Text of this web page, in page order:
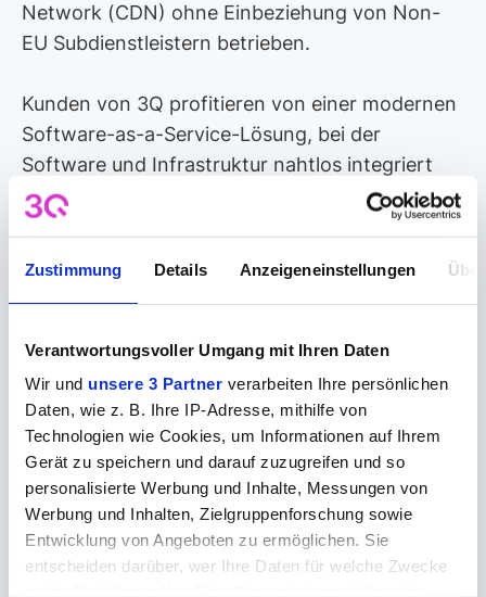
Zustimmung Details Anzeigeneinstellungen
Verantwortungsvoller Umgang mit Ihren Daten
Wir und unsere 3 Partner verarbeiten Ihre persönlichen
Daten, wie z. B. Ihre IP-Adresse, mithilfe von
Technologien wie Cookies, um Informationen auf Ihrem
Gerät zu speichern und darauf zuzugreifen und so
personalisierte Werbung und Inhalte, Messungen von
Werbung und Inhalten, Zielgruppenforschung sowie
Entwicklung von Angeboten zu ermöglichen. Sie
entscheiden darüber, wer Ihre Daten für welche Zwecke
Network (CDN) ohne Einbeziehung von Non-
EU Subdienstleistern betrieben.
Kunden von 3Q profitieren von einer modernen
Software-as-a-Service-Lösung, bei der
Software und Infrastruktur nahtlos integriert
sind.
Newsletter
Abonnieren Sie unseren monatlichen
Newsletter, um immer auf dem Laufenden zu
bleiben!